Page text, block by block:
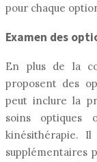
pour chaque
Examen des
En plus de la
proposent des
peut inclure la
soins optiques
kinésithérapie.
supplémentaires